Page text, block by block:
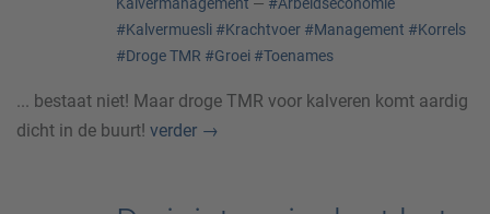
#Kalvermuesli #Krachtvoer #Management #Korrels
#Droge TMR #Groei #Toenames
... bestaat niet! Maar droge TMR voor kalveren komt aardig
dicht in de buurt! verder →